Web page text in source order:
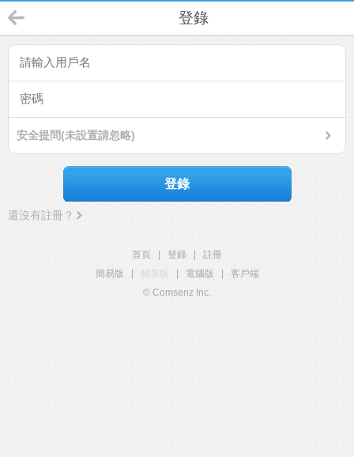
登錄
安全提問(未設置請忽略)
登錄
還沒有註冊？
首頁 登錄
註冊
簡易版
觸屏版 電腦版
客戶端
© Comsenz Inc.